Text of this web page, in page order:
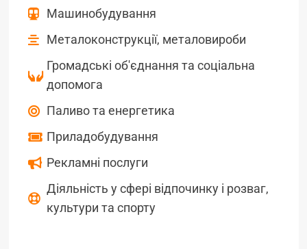
Машинобудування
Металоконструкції, металовироби
Громадські об'єднання та соціальна
допомога
Паливо та енергетика
Приладобудування
Рекламні послуги
Діяльність у сфері відпочинку і розваг,
культури та спорту